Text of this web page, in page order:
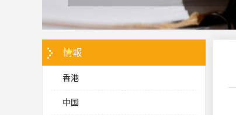
情報
香港
中国